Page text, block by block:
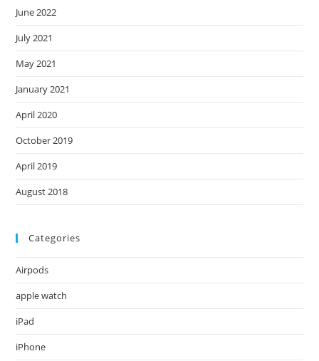
June 2022
July 2021
May 2021
January 2021
April 2020
October 2019
April 2019
August 2018
Categories
Airpods
apple watch
iPad
iPhone